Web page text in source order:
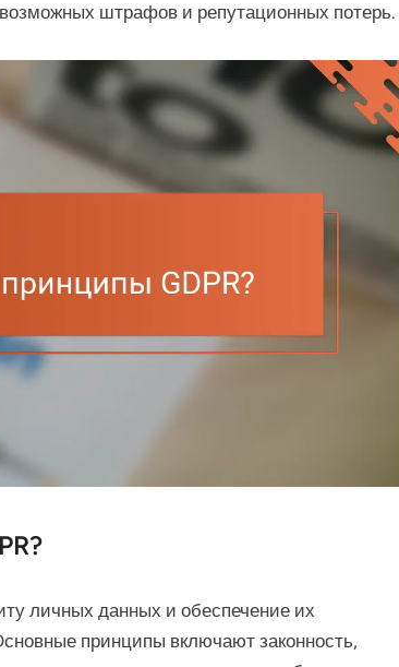
штрафов и репутационных потерь.
личных данных и обеспечение их
принципы включают законность,